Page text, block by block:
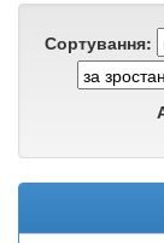
Сортування: